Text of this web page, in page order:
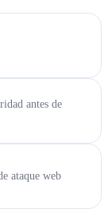
antes de
ataque web